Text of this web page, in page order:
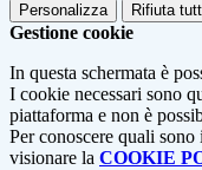
Personalizza Rifiuta
Gestione cookie
In questa schermata è
I cookie necessari sono
piattaforma e non è
Per conoscere quali
visionare la COOKIE